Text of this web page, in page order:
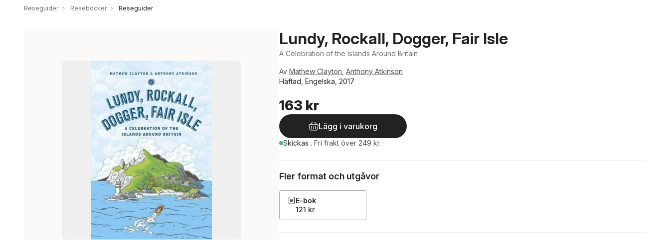
Reseguider Reseböcker Reseguider
Lundy, Rockall, Dogger, Fair Isle
A Celebration of the Islands Around Britain
Av Mathew Clayton Anthony Atkinson
Häftad, Engelska, 2017
163 kr
Lägg i varukorg
Skickas . Fri frakt över 249 kr.
Fler format och utgåvor
E-bok
121 kr